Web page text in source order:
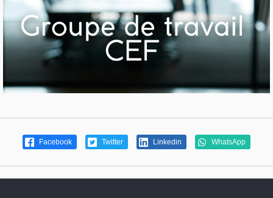
Facebook Twitter Linkedin WhatsApp